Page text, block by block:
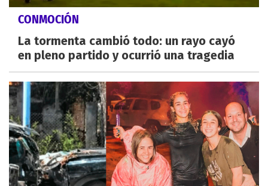
CONMOCIÓN
La tormenta cambió todo: un rayo cayó
en pleno partido y ocurrió una tragedia